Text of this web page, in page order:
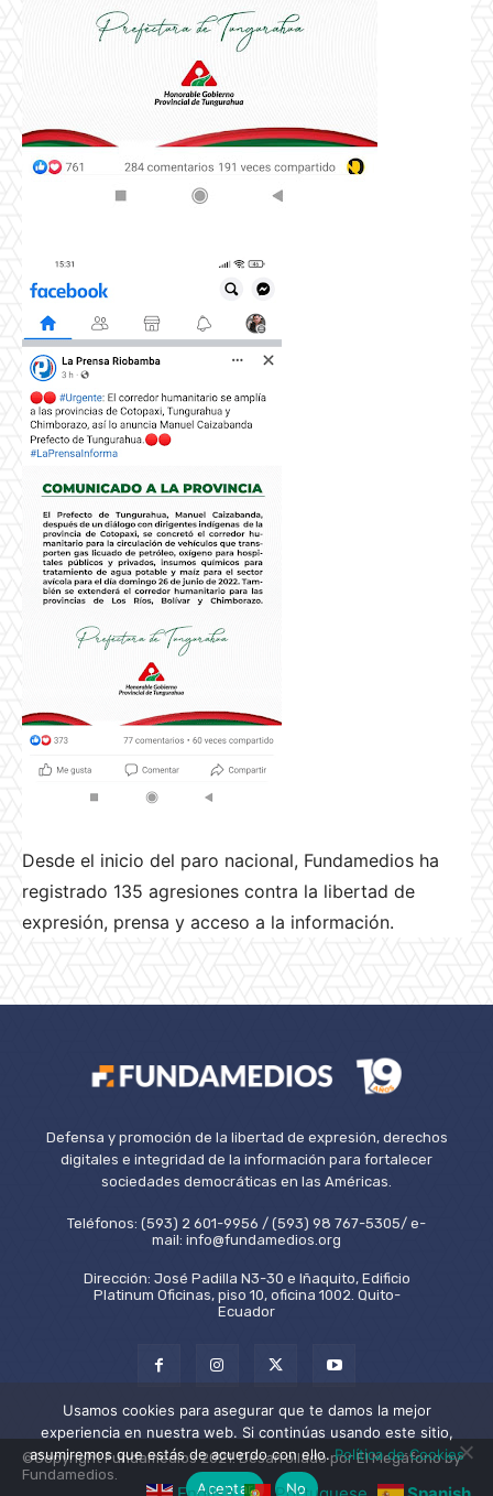
Desde el inicio del paro nacional, Fundamedios ha
registrado 135 agresiones contra la libertad de
expresión, prensa y acceso a la información.
Defensa y promoción de la libertad de expresión, derechos
digitales e integridad de la información para fortalecer
sociedades democráticas en las Américas.
Teléfonos: (593) 2 601-9956 / (593) 98 767-5305/ e-
mail: info@fundamedios.org
Dirección: José Padilla N3-30 e Iñaquito, Edificio
Platinum Oficinas, piso 10, oficina 1002. Quito-
Ecuador
©Copyright Fundamedios 2021. Desarrollado por El Megáfono by
Fundamedios.
Usamos cookies para asegurar que te damos la mejor
experiencia en nuestra web. Si continúas usando este sitio,
asumiremos que estás de acuerdo con ello.Política de Cookies
Aceptar
No